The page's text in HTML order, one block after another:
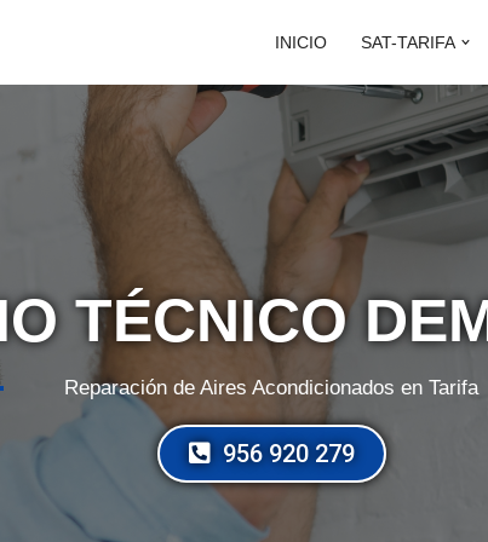
INICIO SAT-TARIFA
TÉCNICO
Reparación de Aires Acondicionados en Tarifa
956 920 279